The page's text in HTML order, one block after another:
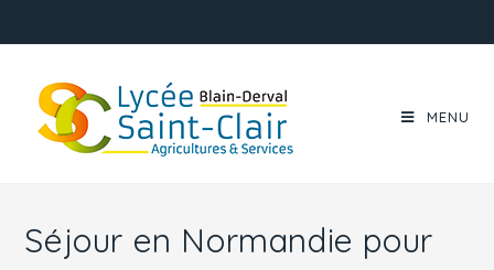
MENU
Séjour en Normandie pour